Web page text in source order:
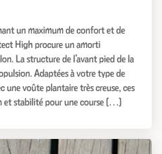
un maximum de confort et de
High procure un amorti
La structure de l’avant pied de la
Adaptées à votre type de
une voûte plantaire très creuse, ces
et stabilité pour une course […]